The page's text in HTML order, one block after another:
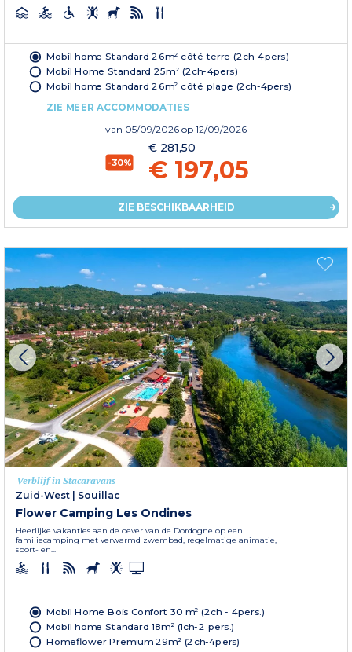
Mobil home Standard 26m² côté terre (2ch-4pers)
Mobil Home Standard 25m² (2ch-4pers)
Mobil home Standard 26m² côté plage (2ch-4pers)
ZIE MEER ACCOMMODATIES
van 05/09/2026 op 12/09/2026
-30%
€ 281,50
€ 197,05
ZIE BESCHIKBAARHEID
Verblijf in Stacaravans
Zuid-West | Souillac
Flower Camping Les Ondines
Heerlijke vakanties aan de oever van de Dordogne op een
familiecamping met verwarmd zwembad, regelmatige animatie,
sport- en...
Mobil Home Bois Confort 30 m² (2ch - 4pers.)
Mobil home Standard 18m² (1ch-2 pers.)
Homeflower Premium 29m² (2ch-4pers)